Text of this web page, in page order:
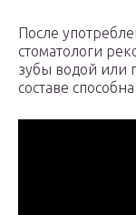
После
стоматологи
зубы водой или
составе